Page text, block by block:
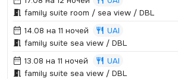
family suite room / sea view / DBL
14.08 на 11 ночей
UAI
family suite sea view / DBL
13.08 на 11 ночей
UAI
family suite sea view / DBL